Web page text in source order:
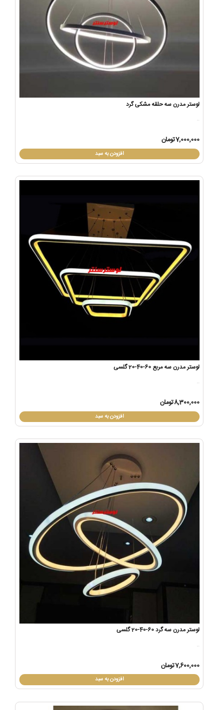
لوستر مدرن سه حلقه مشکی گرد
..
7,000,000تومان
افزودن به سبد
لوستر مدرن سه مربع 60-40-20 گلسی
..
8,300,000تومان
افزودن به سبد
لوستر مدرن سه گرد 60-40-20 گلسی
..
7,600,000تومان
افزودن به سبد